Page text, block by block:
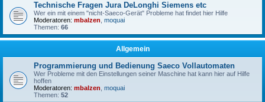
Technische Fragen Jura DeLonghi Siemens etc
Wer ein mit einem "nicht-Saeco-Gerät" Probleme hat findet hier Hilfe
Moderatoren: mbalzen moquai
Themen: 66
Allgemein
Programmierung und Bedienung Saeco Vollautomaten
Wer Probleme mit den Einstellungen seiner Maschine hat kann hier auf Hilfe
hoffen
Moderatoren: mbalzen moquai
Themen: 52